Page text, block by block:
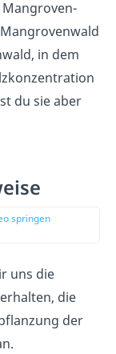
Mangroven-
Mangrovenwald
in dem
du sie aber
springen
uns die
die
der